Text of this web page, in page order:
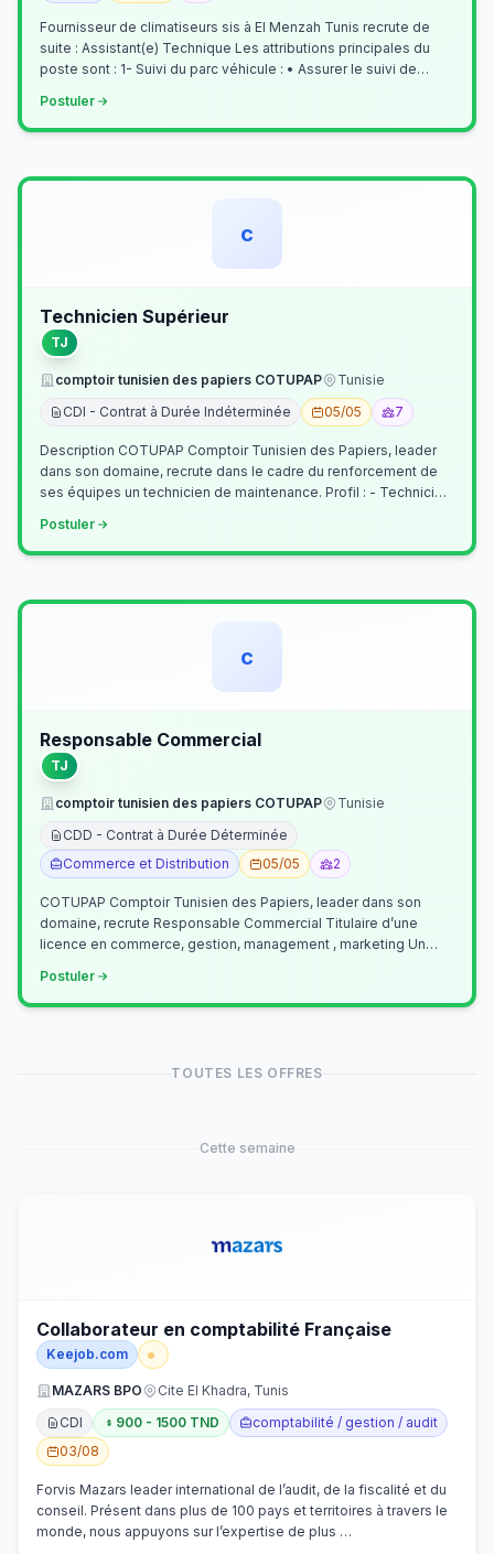
Fournisseur de climatiseurs sis à El Menzah Tunis recrute de
suite : Assistant(e) Technique Les attributions principales du
poste sont : 1- Suivi du parc véhicule : • Assurer le suivi de
Postuler
c
Technicien Supérieur
TJ
comptoir tunisien des papiers COTUPAP
Tunisie
CDI - Contrat à Durée Indéterminée
05/05 7
Description COTUPAP Comptoir Tunisien des Papiers, leader
dans son domaine, recrute dans le cadre du renforcement de
ses équipes un technicien de maintenance. Profil : - Technicien
Postuler
c
Responsable Commercial
TJ
comptoir tunisien des papiers COTUPAP
Tunisie
CDD - Contrat à Durée Déterminée
Commerce et Distribution
05/05 2
COTUPAP Comptoir Tunisien des Papiers, leader dans son
domaine, recrute Responsable Commercial Titulaire d’une
licence en commerce, gestion, management , marketing Un
Postuler
TOUTES LES OFFRES
Cette semaine
Collaborateur en comptabilité Française
Keejob.com
MAZARS BPO
Cite El Khadra, Tunis
CDI
900 - 1500 TND
comptabilité / gestion / audit
03/08
Forvis Mazars leader international de l’audit, de la fiscalité et du
conseil. Présent dans plus de 100 pays et territoires à travers le
monde, nous appuyons sur l’expertise de plus …